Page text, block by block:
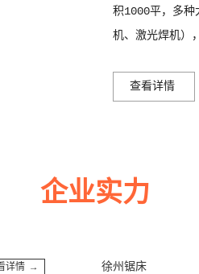
积1000平，多种
机、激光焊机）
查看详情
企业实力
→ 徐州锯床